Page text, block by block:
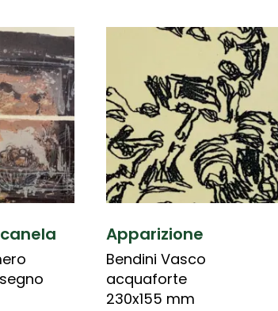
Apparizione
Bendini Vasco
acquaforte
230x155 mm